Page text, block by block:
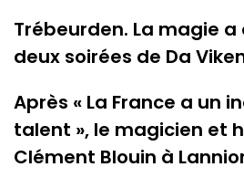
Trébeurden. La magie a
deux soirées de Da
Après « La France a un
talent », le magicien et
Clément Blouin à